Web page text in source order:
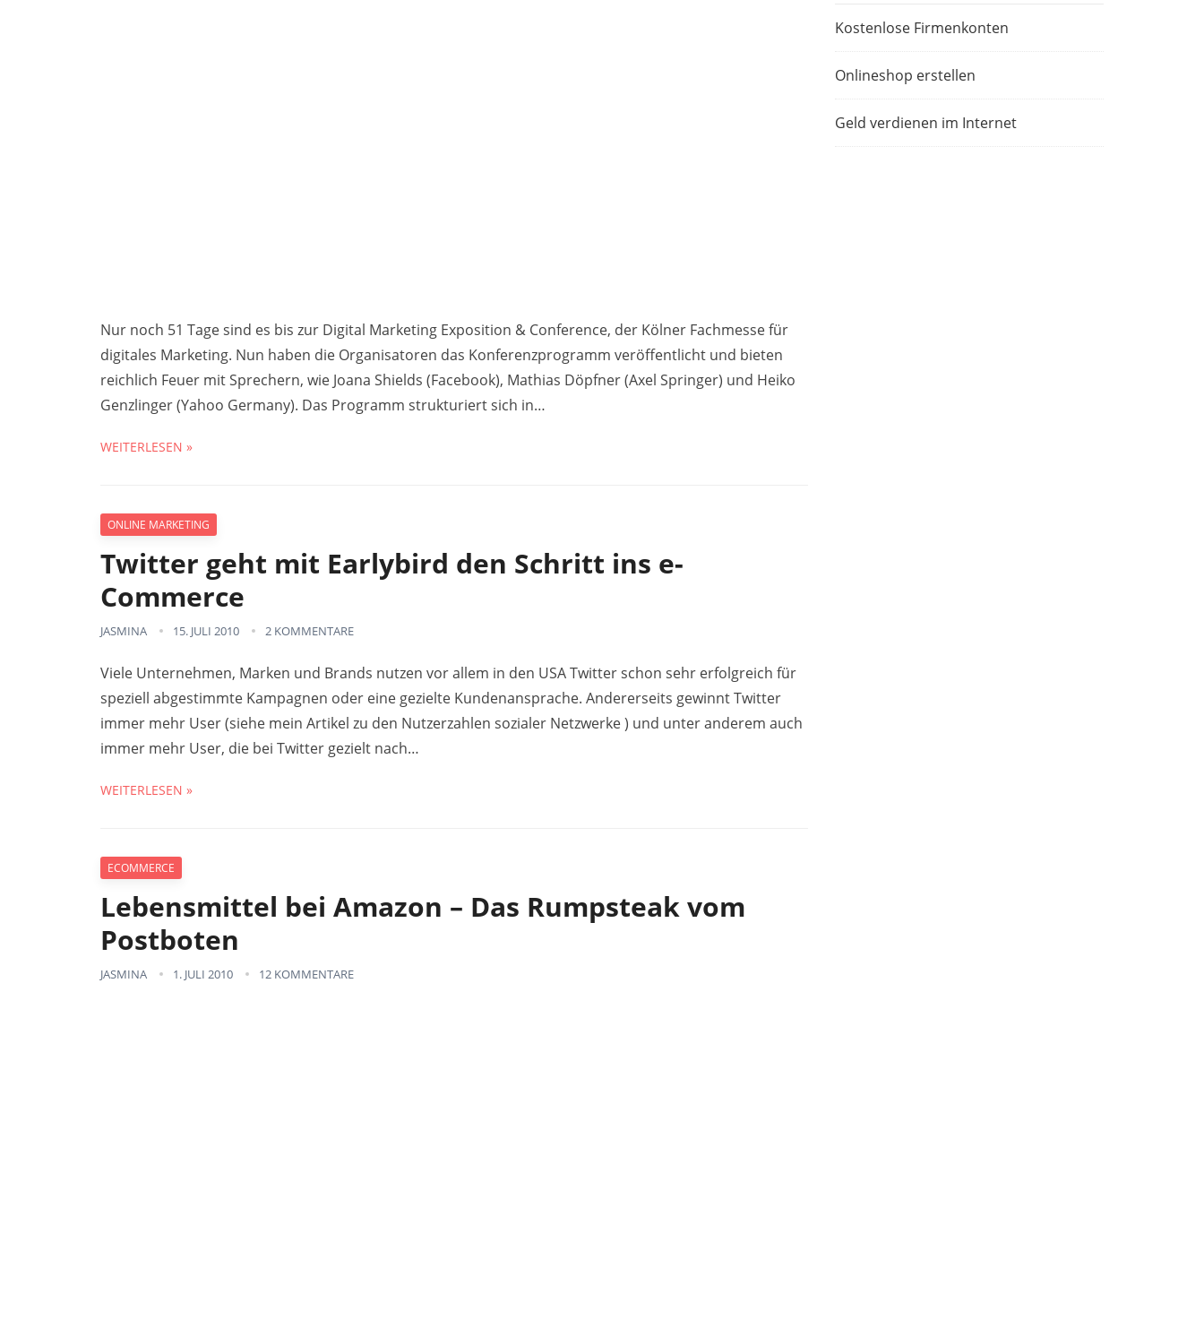
Nur noch 51 Tage sind es bis zur Digital Marketing Exposition & Conference, der Kölner Fachmesse für
digitales Marketing. Nun haben die Organisatoren das Konferenzprogramm veröffentlicht und bieten
reichlich Feuer mit Sprechern, wie Joana Shields (Facebook), Mathias Döpfner (Axel Springer) und Heiko
Genzlinger (Yahoo Germany). Das Programm strukturiert sich in…
WEITERLESEN »
ONLINE MARKETING
Twitter geht mit Earlybird den Schritt ins e-
Commerce
JASMINA 15. JULI 2010 2 KOMMENTARE
Viele Unternehmen, Marken und Brands nutzen vor allem in den USA Twitter schon sehr erfolgreich für
speziell abgestimmte Kampagnen oder eine gezielte Kundenansprache. Andererseits gewinnt Twitter
immer mehr User (siehe mein Artikel zu den Nutzerzahlen sozialer Netzwerke ) und unter anderem auch
immer mehr User, die bei Twitter gezielt nach…
WEITERLESEN »
ECOMMERCE
Lebensmittel bei Amazon – Das Rumpsteak vom
Postboten
JASMINA 1. JULI 2010 12 KOMMENTARE
Kostenlose Firmenkonten
Onlineshop erstellen
Geld verdienen im Internet